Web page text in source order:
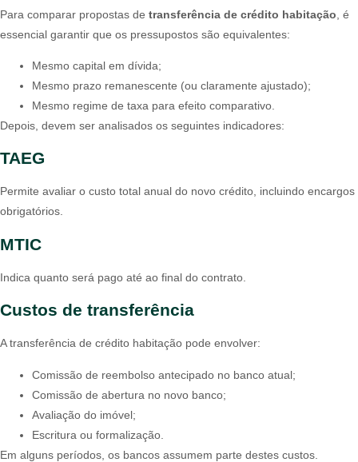
Para comparar propostas de transferência de crédito habitação , é
essencial garantir que os pressupostos são equivalentes:
Mesmo capital em dívida;
Mesmo prazo remanescente (ou claramente ajustado);
Mesmo regime de taxa para efeito comparativo.
Depois, devem ser analisados os seguintes indicadores:
TAEG
Permite avaliar o custo total anual do novo crédito, incluindo encargos
obrigatórios.
MTIC
Indica quanto será pago até ao final do contrato.
Custos de transferência
A transferência de crédito habitação pode envolver:
Comissão de reembolso antecipado no banco atual;
Comissão de abertura no novo banco;
Avaliação do imóvel;
Escritura ou formalização.
Em alguns períodos, os bancos assumem parte destes custos.